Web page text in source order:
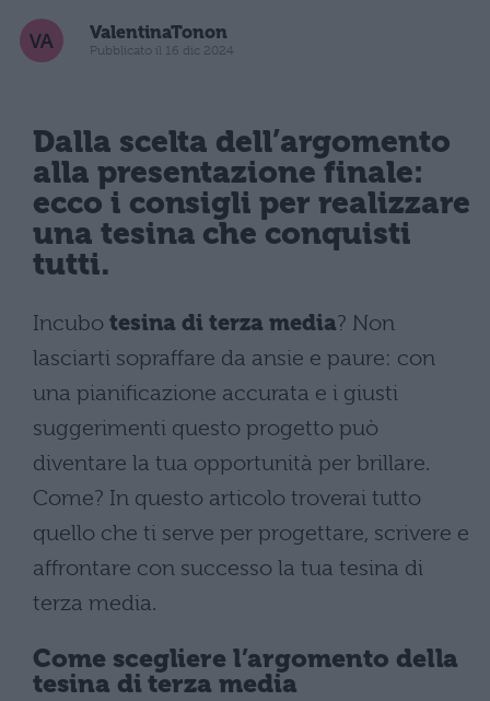
ValentinaTonon
Pubblicato il 16 dic 2024
Dalla scelta dell’argomento
alla presentazione finale:
ecco i consigli per realizzare
una tesina che conquisti
tutti.
Incubo tesina di terza media? Non
lasciarti sopraffare da ansie e paure: con
una pianificazione accurata e i giusti
suggerimenti questo progetto può
diventare la tua opportunità per brillare.
Come? In questo articolo troverai tutto
quello che ti serve per progettare, scrivere e
affrontare con successo la tua tesina di
terza media.
Come scegliere l’argomento della
tesina di terza media